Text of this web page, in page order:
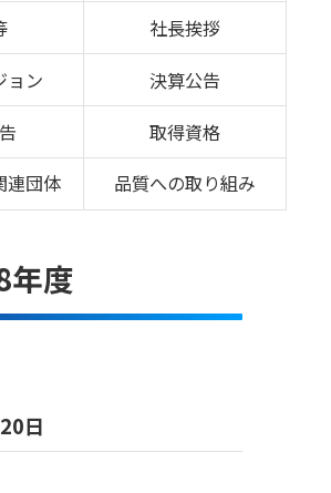
社長挨拶
ョン
決算公告
取得資格
連団体
品質への取り組み
年度
日